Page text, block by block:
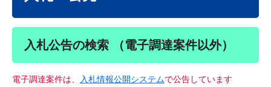
入札公告の検索 （電子調達案件以外）
電子調達案件は、 入札情報公開システムで公告しています